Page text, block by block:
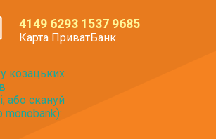
4149 6293 1537 9685
Карта ПриватБанк
козацьких
або скануй
monobank):